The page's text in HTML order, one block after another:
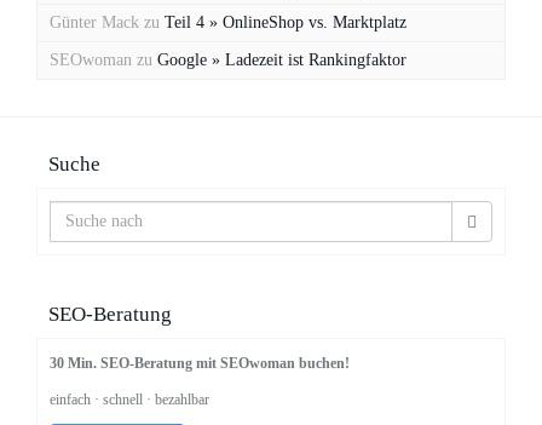
Günter Mack zu Teil 4 » OnlineShop vs. Marktplatz
SEOwoman zu Google » Ladezeit ist Rankingfaktor
Suche
SEO-Beratung
30 Min. SEO-Beratung mit SEOwoman buchen!
einfach · schnell · bezahlbar